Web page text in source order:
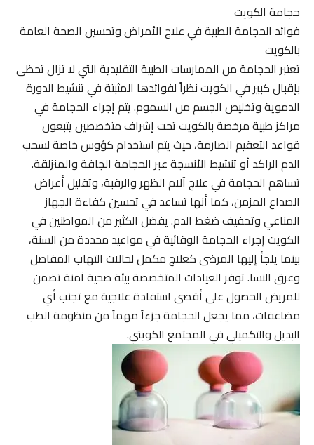
حجامة الكويت
فوائد الحجامة الطبية في علاج الأمراض وتحسين الصحة العامة
بالكويت
تعتبر الحجامة من الممارسات الطبية التقليدية التي لا تزال تحظى
بإقبال كبير في الكويت نظراً لفوائدها المثبتة في تنشيط الدورة
الدموية وتخليص الجسم من السموم. يتم إجراء الحجامة في
مراكز طبية مرخصة بالكويت تحت إشراف متخصصين يتبعون
قواعد التعقيم الصارمة، حيث يتم استخدام كؤوس خاصة لسحب
الدم الراكد أو تنشيط الأنسجة عبر الحجامة الجافة والمنزلقة.
تساهم الحجامة في علاج آلام الظهر والرقبة، وتقليل أعراض
الصداع المزمن، كما أنها تساعد في تحسين كفاءة الجهاز
المناعي وتخفيف ضغط الدم. يفضل الكثير من المواطنين في
الكويت إجراء الحجامة الوقائية في مواعيد محددة من السنة،
بينما يلجأ إليها المرضى كعلاج مكمل لحالات التهاب المفاصل
وعرق النسا. توفر العيادات المتخصصة بيئة صحية آمنة تضمن
للمريض الحصول على أقصى استفادة علاجية مع تجنب أي
مضاعفات، مما يجعل الحجامة جزءاً مهماً من منظومة الطب
البديل والتكميلي في المجتمع الكويتي.